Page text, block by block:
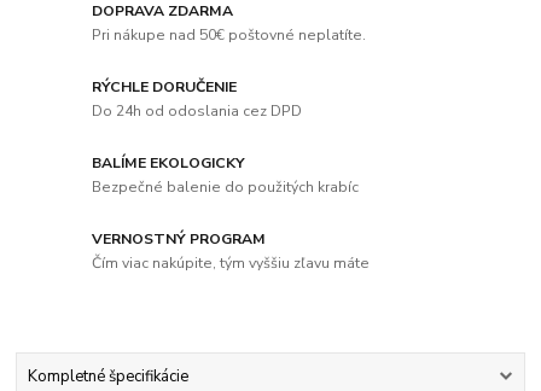
DOPRAVA ZDARMA
Pri nákupe nad 50€ poštovné neplatíte.
RÝCHLE DORUČENIE
Do 24h od odoslania cez DPD
BALÍME EKOLOGICKY
Bezpečné balenie do použitých krabíc
VERNOSTNÝ PROGRAM
Čím viac nakúpite, tým vyššiu zľavu máte
Kompletné špecifikácie